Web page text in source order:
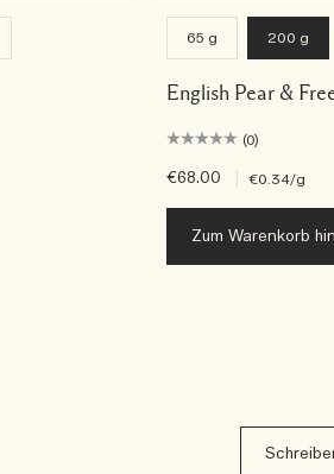
65 g 200 g
English Pear &
(0)
€68.00 €0.34/g
Zum Warenkorb